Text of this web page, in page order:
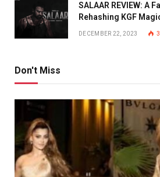
SALAAR REVIEW: A
Rehashing KGF
DECEMBER 22, 2023
Don't Miss